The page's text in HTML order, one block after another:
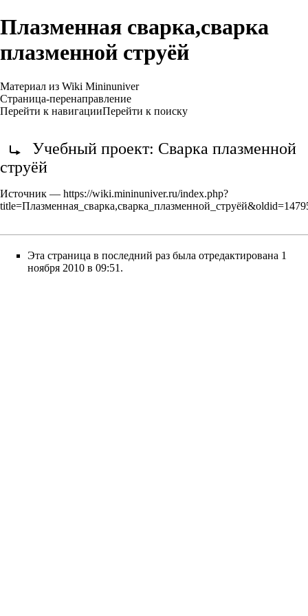
Плазменная сварка,сварка
плазменной струёй
Материал из Wiki Mininuniver
Страница-перенаправление
Перейти к навигацииПерейти к поиску
Учебный проект: Сварка плазменной
струёй
Источник — https://wiki.mininuniver.ru/index.php?
Эта страница в последний раз была отредактирована 1
ноября 2010 в 09:51.